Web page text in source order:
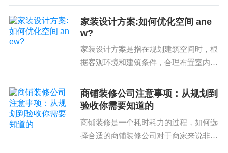
家装设计方案:如何优化空间 ane
w?
家装设计方案是指在规划建筑空间时，根
据客观环境和建筑条件，合理布置室内空
合理的居住环境家装设计方案注意事项空
间功能性要求设计风格和色彩主题选择材
商铺装修公司注意事项：从规划到
验收你需要知道的
商铺装修是一个耗时耗力的过程，如何选
择合适的商铺装修公司对于商家来说非常